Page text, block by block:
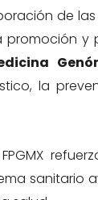
de
promoción y
la
sanitario